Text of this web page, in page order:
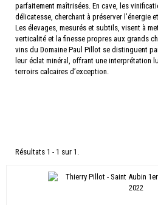
parfaitement maîtrisées. En cave, les
délicatesse, cherchant à préserver l’énergie
Les élevages, mesurés et subtils, visent à
verticalité et la finesse propres aux grands
vins du Domaine Paul Pillot se distinguent
leur éclat minéral, offrant une interprétation
terroirs calcaires d’exception.
Résultats 1 - 1 sur 1.